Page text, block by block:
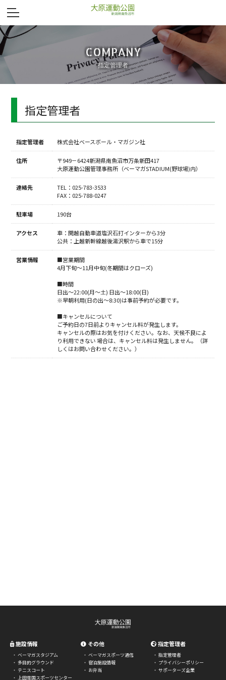
COMPANY
指定管理者
指定管理者
指定管理者 株式会社ベースボール・マガジン社
住所
〒949－6424新潟県南魚沼市万条新田417
大原運動公園管理事務所（ベーマガSTADIUM(野球場)内）
連絡先
TEL：025-783-3533
FAX：025-788-0247
駐車場 190台
アクセス
車：関越自動車道塩沢石打インターから3分
公共：上越新幹線越後湯沢駅から車で15分
営業情報
■営業期間
4月下旬～11月中旬(冬期間はクローズ)
■時間
日出～22:00(月～土) 日出～18:00(日)
※早朝利用(日の出～8:30)は事前予約が必要です。
■キャンセルについて
ご予約日の7日前よりキャンセル料が発生します。
キャンセルの際はお気を付けください。なお、天候不良によ
り利用できない 場合は、キャンセル料は発生しません。（詳
しくはお問い合わせください。）
施設情報
ベーマガスタジアム
多目的グラウンド
テニスコート
上田雪国スポーツセンター
その他
ベーマガスポーツ通信
宿泊施設情報
お弁当
指定管理者
指定管理者
プライバシーポリシー
サポーターズ企業